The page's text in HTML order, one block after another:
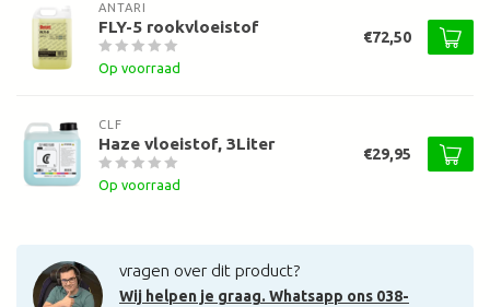
ANTARI
FLY-5 rookvloeistof
Op voorraad
€72,50
CLF
Haze vloeistof, 3Liter
Op voorraad
€29,95
vragen over dit product?
Wij helpen je graag. Whatsapp ons 038-